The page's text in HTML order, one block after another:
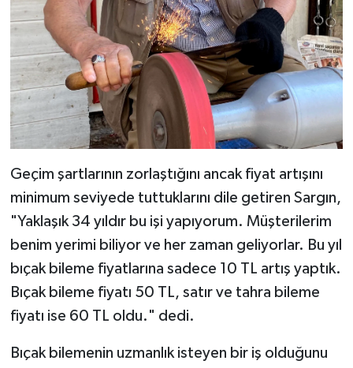
Geçim şartlarının zorlaştığını ancak fiyat artışını
minimum seviyede tuttuklarını dile getiren Sargın,
"Yaklaşık 34 yıldır bu işi yapıyorum. Müşterilerim
benim yerimi biliyor ve her zaman geliyorlar. Bu yıl
bıçak bileme fiyatlarına sadece 10 TL artış yaptık.
Bıçak bileme fiyatı 50 TL, satır ve tahra bileme
fiyatı ise 60 TL oldu." dedi.
Bıçak bilemenin uzmanlık isteyen bir iş olduğunu